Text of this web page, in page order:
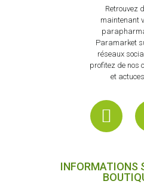
Retrouvez
maintenant
Paramarket
réseaux
profitez de nos
et
INFORMATIONS